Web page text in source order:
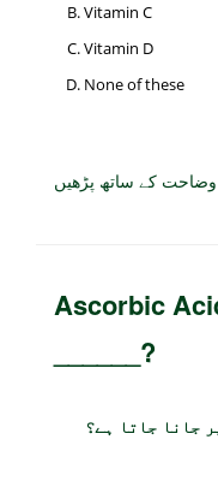
Vitamin C
Vitamin D
None of these
کے ساتھ پڑھیں
Ascorbic
______?
جانا جاتا ہے؟